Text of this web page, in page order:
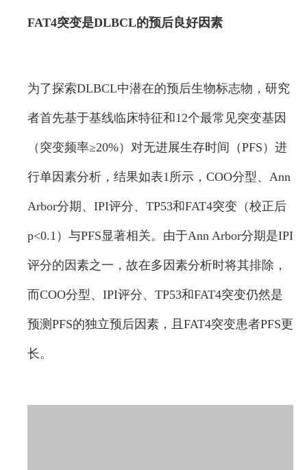
FAT4突变是DLBCL的预后良好因素
为了探索DLBCL中潜在的预后生物标志物，研究
者首先基于基线临床特征和12个最常见突变基因
（突变频率≥20%）对无进展生存时间（PFS）进
行单因素分析，结果如表1所示，COO分型、Ann
Arbor分期、IPI评分、TP53和FAT4突变（校正后
p<0.1）与PFS显著相关。由于Ann Arbor分期是IPI
评分的因素之一，故在多因素分析时将其排除，
而COO分型、IPI评分、TP53和FAT4突变仍然是
预测PFS的独立预后因素，且FAT4突变患者PFS更
长。